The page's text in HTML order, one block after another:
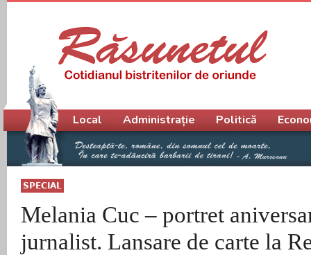
SPECIAL
Melania Cuc – portret
jurnalist. Lansare de carte la
Meniu principal
Local Administrație Politică